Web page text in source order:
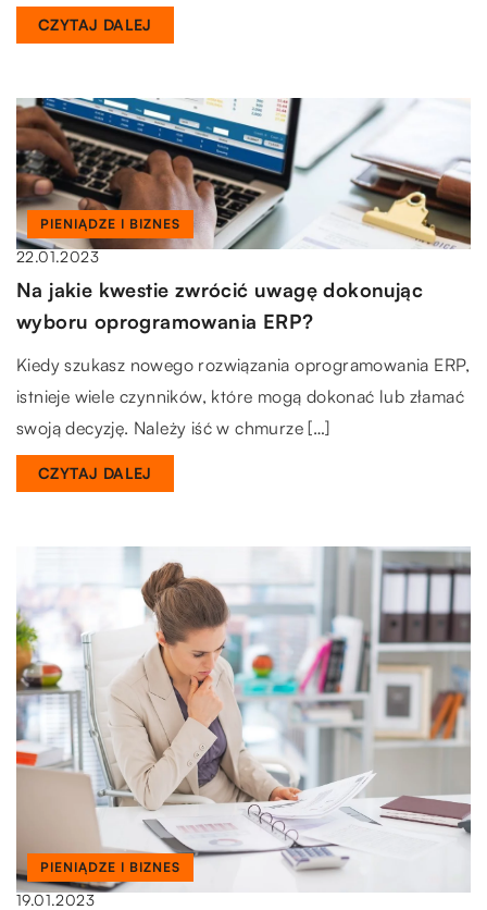
CZYTAJ DALEJ
PIENIĄDZE I BIZNES
22.01.2023
Na jakie kwestie zwrócić uwagę dokonując
wyboru oprogramowania ERP?
Kiedy szukasz nowego rozwiązania oprogramowania ERP,
istnieje wiele czynników, które mogą dokonać lub złamać
swoją decyzję. Należy iść w chmurze […]
CZYTAJ DALEJ
PIENIĄDZE I BIZNES
19.01.2023